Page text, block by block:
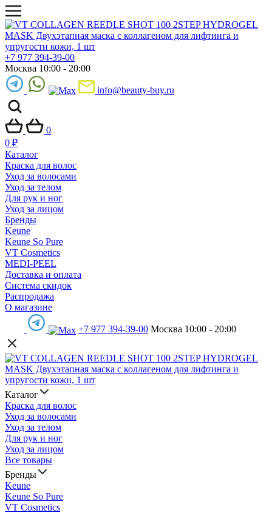
+7 977 394-39-00
Москва 10:00 - 20:00
info@beauty-buy.ru
0
0 ₽
Каталог
Краска для волос
Уход за волосами
Уход за телом
Для рук и ног
Уход за лицом
Бренды
Keune
Keune So Pure
VT Cosmetics
MEDI-PEEL
Доставка и оплата
Система скидок
Распродажа
О магазине
+7 977 394-39-00 Москва 10:00 - 20:00
Каталог
Краска для волос
Уход за волосами
Уход за телом
Для рук и ног
Уход за лицом
Все товары
Бренды
Keune
Keune So Pure
VT Cosmetics